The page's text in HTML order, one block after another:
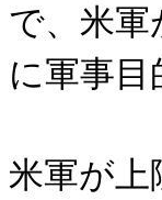
で、米軍
に軍事
米軍が